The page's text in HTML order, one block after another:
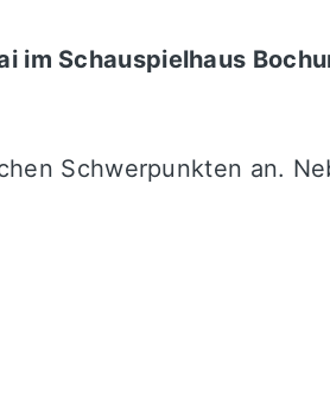
im Schauspielhaus
Schwerpunkten an.